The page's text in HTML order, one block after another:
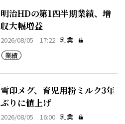
明治HDの第1四半期業績、増
収大幅増益
2026/08/05 17:22 乳業
業績
雪印メグ、育児用粉ミルク3年
ぶりに値上げ
2026/08/05 16:00 乳業